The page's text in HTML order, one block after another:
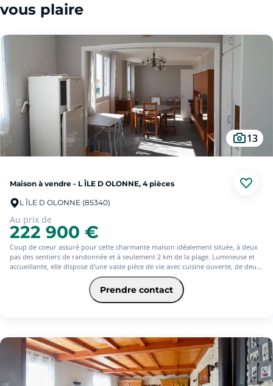
vous plaire
13
Maison à vendre - L ÎLE D OLONNE, 4 pièces
L ÎLE D OLONNE (85340)
Au prix de
222 900 €
Coup de coeur assuré pour cette charmante maison idéalement située, à deux
pas des sentiers de randonnée et à seulement 2 km de la plage. Lumineuse et
accueillante, elle dispose d'une vaste pièce de vie avec cuisine ouverte, de deux
chambres, d'une salle d'eau et de WC séparés. Côté pratique, vous profiterez
d'un grand sous-sol complet en rez-de-jardin comprenant garage, chaufferie et
cave ? un espace modulable selon vos envies ? ainsi qu'un second grand garage
indépendant, parfait pour concrétiser tous vos projets.
Prendre contact